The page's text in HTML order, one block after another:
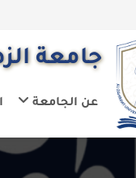
الكليات